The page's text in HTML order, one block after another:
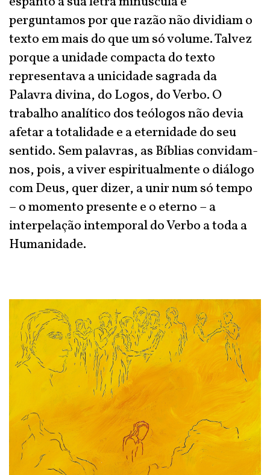
perguntamos por que razão não dividiam o
texto em mais do que um só volume. Talvez
porque a unidade compacta do texto
representava a unicidade sagrada da
Palavra divina, do Logos, do Verbo. O
trabalho analítico dos teólogos não devia
afetar a totalidade e a eternidade do seu
sentido. Sem palavras, as Bíblias convidam-
nos, pois, a viver espiritualmente o diálogo
com Deus, quer dizer, a unir num só tempo
– o momento presente e o eterno – a
interpelação intemporal do Verbo a toda a
Humanidade.